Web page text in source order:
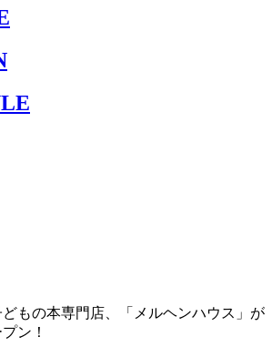
もの本専門店、「メルヘンハウス」が
ン！